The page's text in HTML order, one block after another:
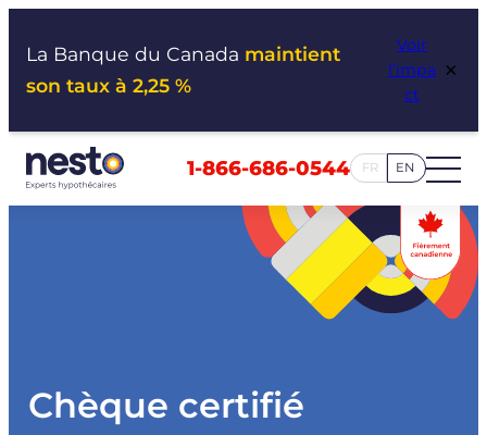
La Banque du Canada maintient
son taux à 2,25 %
Voir
l’impa
ct
×
1-866-686-0544 FR EN
Chèque certifié